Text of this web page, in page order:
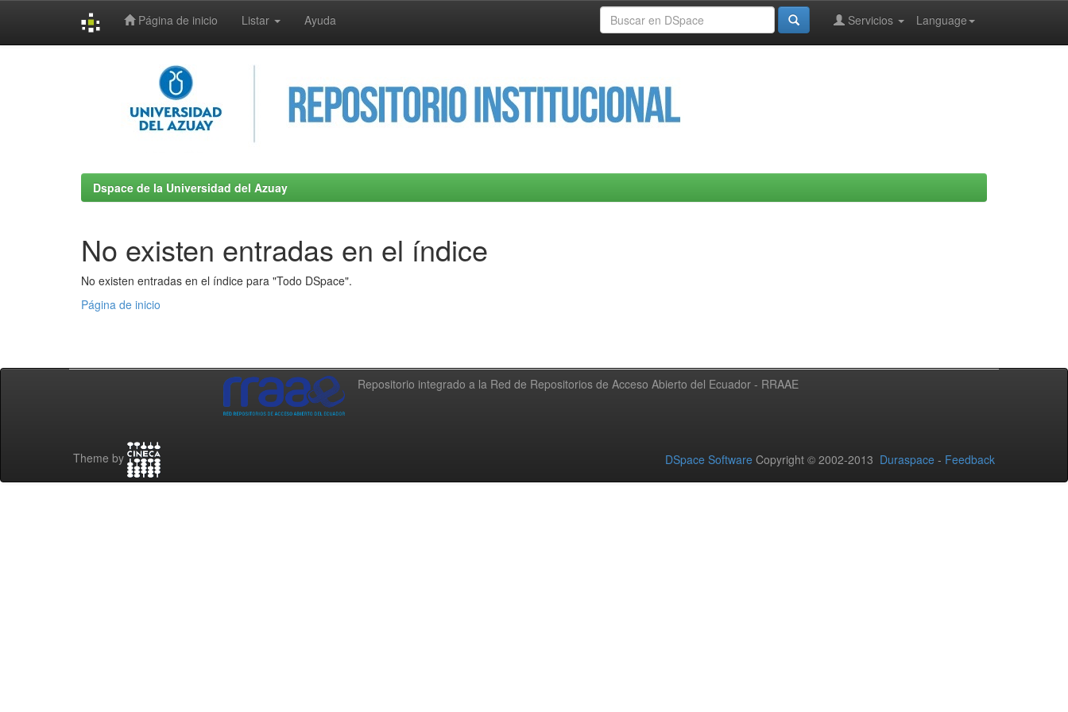
Página de inicio Listar Ayuda Language
Servicios
Dspace de la Universidad del Azuay
No existen entradas en el índice
No existen entradas en el índice para "Todo DSpace".
Página de inicio
Repositorio integrado a la Red de Repositorios de Acceso Abierto del Ecuador - RRAAE
Theme by DSpace Software Copyright © 2002-2013 Duraspace - Feedback